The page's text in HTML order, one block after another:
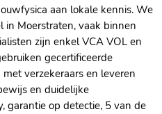
aan lokale kennis.​ We
Moerstraten, vaak binnen
zijn enkel VCA VOL en
gecertificeerde
verzekeraars en leveren
en duidelijke
garantie op detectie, 5 van de